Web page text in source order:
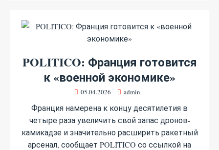
POLITICO: Франция готовится
к «военной экономике»
05.04.2026 admin
Франция намерена к концу десятилетия в
четыре раза увеличить свой запас дронов-
камикадзе и значительно расширить ракетный
арсенал, сообщает POLITICO со ссылкой на